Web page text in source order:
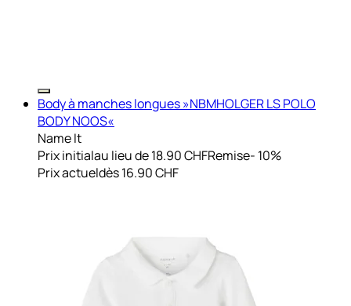
Body à manches longues »NBMHOLGER LS POLO
BODY NOOS«
Name It
Prix initialau lieu de 18.90 CHFRemise- 10%
Prix actueldès16.90 CHF